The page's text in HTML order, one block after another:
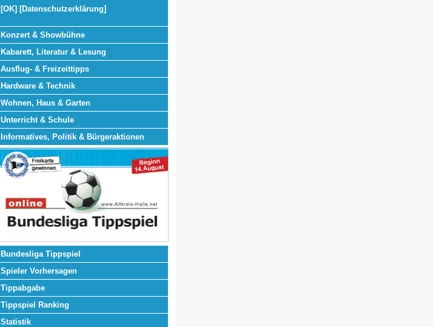
[OK] [Datenschutzerklärung]
Konzert & Showbühne
Kabarett, Literatur & Lesung
Ausflug- & Freizeittipps
Hardware & Technik
Wohnen, Haus & Garten
Unterricht & Schule
Informatives, Politik & Bürgeraktionen
Bundesliga Tippspiel
Spieler Vorhersagen
Tippabgabe
Tippspiel Ranking
Statistik